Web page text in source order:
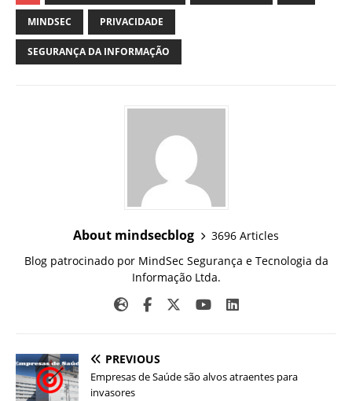
MINDSEC PRIVACIDADE
SEGURANÇA DA INFORMAÇÃO
About mindsecblog
3696 Articles
Blog patrocinado por MindSec Segurança e Tecnologia da
Informação Ltda.
PREVIOUS
Empresas de Saúde são alvos atraentes para
invasores